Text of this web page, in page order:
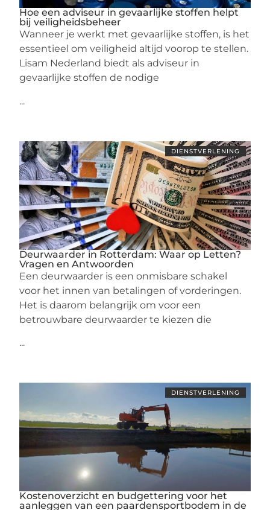
Hoe een adviseur in gevaarlijke stoffen helpt
bij veiligheidsbeheer
Wanneer je werkt met gevaarlijke stoffen, is het
essentieel om veiligheid altijd voorop te stellen.
Lisam Nederland biedt als adviseur in
gevaarlijke stoffen de nodige
...
DIENSTVERLENING
Deurwaarder in Rotterdam: Waar op Letten?
Vragen en Antwoorden
Een deurwaarder is een onmisbare schakel
voor het innen van betalingen of vorderingen.
Het is daarom belangrijk om voor een
betrouwbare deurwaarder te kiezen die
...
DIENSTVERLENING
Kostenoverzicht en budgettering voor het
aanleggen van een paardensportbodem in de